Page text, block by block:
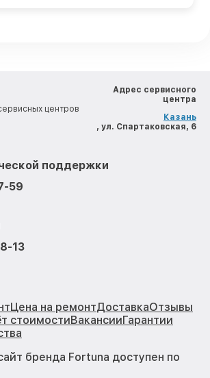
центров
Адрес сервисного
центра
Казань
, ул. Спартаковская, 6
поддержки
59
13
Цена на ремонтДоставкаОтзывы
стоимостиВакансииГарантии
бренда Fortuna доступен по